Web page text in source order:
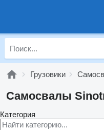
Грузовики
Самосвалы
Категория